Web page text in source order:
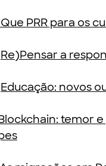
PRR para os
a
Educação: novos
temor